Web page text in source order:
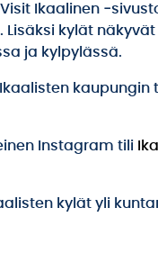
Ikaalinen
kylät
ja kylpylässä.
Instagram tili
kylät yli